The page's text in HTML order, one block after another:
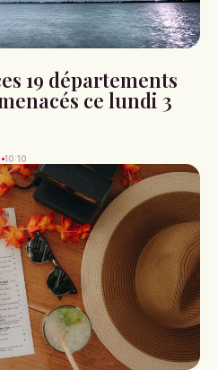
19 départements
ce lundi 3
10:10